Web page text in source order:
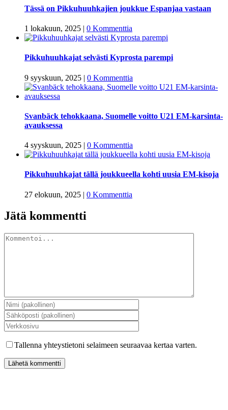
Tässä on Pikkuhuuhkajien joukkue Espanjaa vastaan
1 lokakuun, 2025 | 0 Kommenttia
Pikkuhuuhkajat selvästi Kyprosta parempi
9 syyskuun, 2025 | 0 Kommenttia
Svanbäck tehokkaana, Suomelle voitto U21 EM-karsinta-
avauksessa
4 syyskuun, 2025 | 0 Kommenttia
Pikkuhuuhkajat tällä joukkueella kohti uusia EM-kisoja
27 elokuun, 2025 | 0 Kommenttia
Jätä kommentti
Kommentti
Tallenna yhteystietoni selaimeen seuraavaa kertaa varten.